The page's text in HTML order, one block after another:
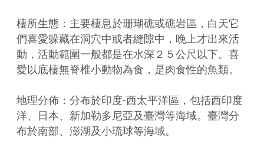
棲所生態：主要棲息於珊瑚礁或礁岩區，白天它
們喜愛躲藏在洞穴中或者縫隙中，晚上才出來活
動，活動範圍一般都是在水深２５公尺以下。喜
愛以底棲無脊椎小動物為食，是肉食性的魚類。
地理分佈：分布於印度-西太平洋區，包括西印度
洋、日本、新加勒多尼亞及臺灣等海域。臺灣分
布於南部、澎湖及小琉球等海域。